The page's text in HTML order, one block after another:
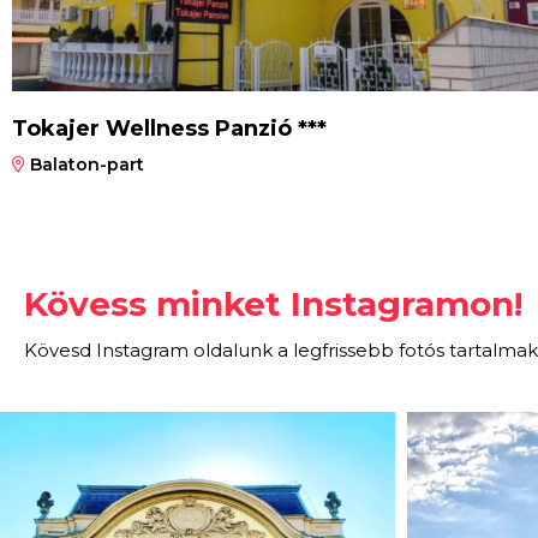
Tokajer Wellness Panzió ***
Balaton-part
Kövess minket Instagramon!
Kövesd Instagram oldalunk a legfrissebb fotós